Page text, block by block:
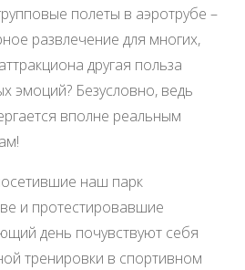
полеты в аэротрубе –
развлечение для многих,
другая польза
эмоций? Безусловно, ведь
вполне реальным
наш парк
и протестировавшие
день почувствуют себя
тренировки в спортивном